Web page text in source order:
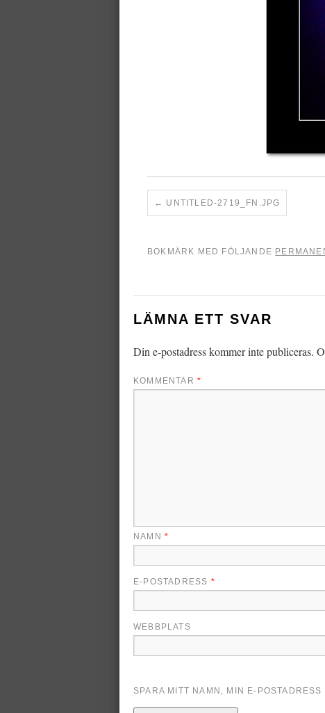
UNTITLED-2719_FN.JPG
BOKMÄRK MED FÖLJANDE
LÄMNA ETT SVAR
Din e-postadress kommer inte publiceras.
KOMMENTAR *
NAMN *
E-POSTADRESS *
WEBBPLATS
SPARA MITT NAMN, MIN E-